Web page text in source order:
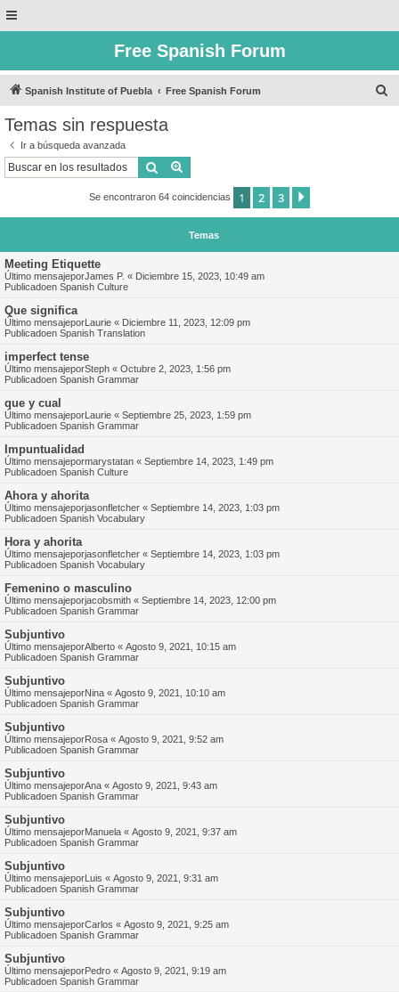
Free Spanish Forum
Spanish Institute of Puebla Free Spanish Forum
Temas sin respuesta
Ir a búsqueda avanzada
Buscar
Se encontraron 64 coincidencias 1 2 3
Temas
Meeting Etiquette
Último mensajeporJames P. « Diciembre 15, 2023, 10:49 am
Publicadoen Spanish Culture
Que significa
Último mensajeporLaurie « Diciembre 11, 2023, 12:09 pm
Publicadoen Spanish Translation
imperfect tense
Último mensajeporSteph « Octubre 2, 2023, 1:56 pm
Publicadoen Spanish Grammar
que y cual
Último mensajeporLaurie « Septiembre 25, 2023, 1:59 pm
Publicadoen Spanish Grammar
Impuntualidad
Último mensajepormarystatan « Septiembre 14, 2023, 1:49 pm
Publicadoen Spanish Culture
Ahora y ahorita
Último mensajeporjasonfletcher « Septiembre 14, 2023, 1:03 pm
Publicadoen Spanish Vocabulary
Hora y ahorita
Último mensajeporjasonfletcher « Septiembre 14, 2023, 1:03 pm
Publicadoen Spanish Vocabulary
Femenino o masculino
Último mensajeporjacobsmith « Septiembre 14, 2023, 12:00 pm
Publicadoen Spanish Grammar
Subjuntivo
Último mensajeporAlberto « Agosto 9, 2021, 10:15 am
Publicadoen Spanish Grammar
Subjuntivo
Último mensajeporNina « Agosto 9, 2021, 10:10 am
Publicadoen Spanish Grammar
Subjuntivo
Último mensajeporRosa « Agosto 9, 2021, 9:52 am
Publicadoen Spanish Grammar
Subjuntivo
Último mensajeporAna « Agosto 9, 2021, 9:43 am
Publicadoen Spanish Grammar
Subjuntivo
Último mensajeporManuela « Agosto 9, 2021, 9:37 am
Publicadoen Spanish Grammar
Subjuntivo
Último mensajeporLuis « Agosto 9, 2021, 9:31 am
Publicadoen Spanish Grammar
Subjuntivo
Último mensajeporCarlos « Agosto 9, 2021, 9:25 am
Publicadoen Spanish Grammar
Subjuntivo
Último mensajeporPedro « Agosto 9, 2021, 9:19 am
Publicadoen Spanish Grammar